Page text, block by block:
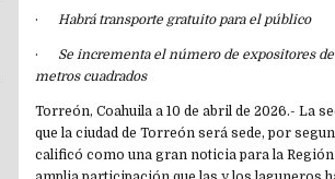
·Habrá transporte gratuito para el público
· Se incrementa el número de expositores
metros cuadrados
Torreón, Coahuila a 10 de abril de 2026.- La
que la ciudad de Torreón será sede, por
calificó como una gran noticia para la